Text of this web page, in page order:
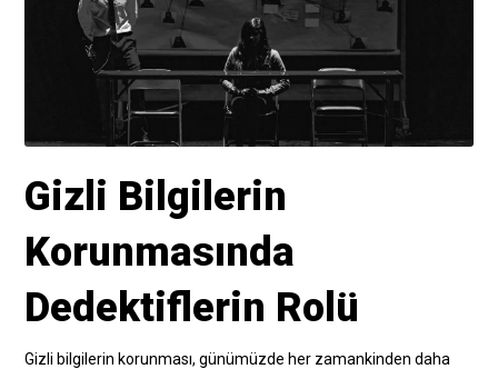
Gizli Bilgilerin
Korunmasında
Dedektiflerin Rolü
Gizli bilgilerin korunması, günümüzde her zamankinden daha